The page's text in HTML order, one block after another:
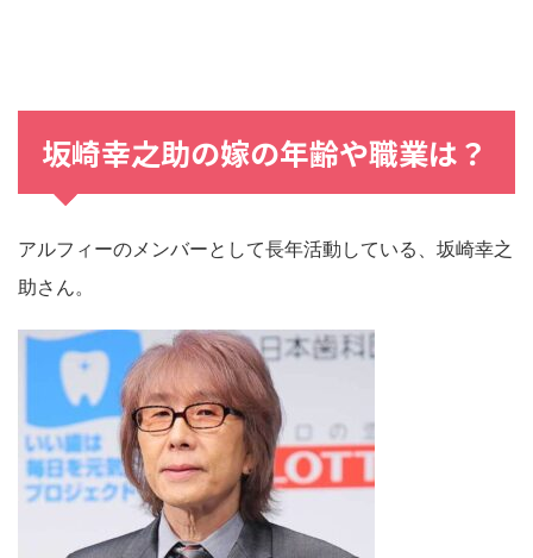
坂崎幸之助の嫁の年齢や職業は？
アルフィーのメンバーとして長年活動している、坂崎幸之
助さん。